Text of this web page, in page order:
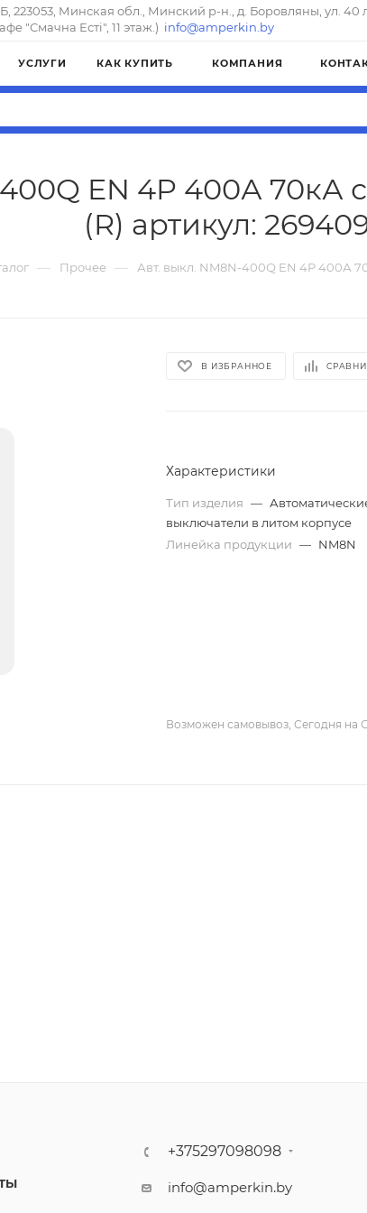
223053, Минская обл., Минский р-н., д. Боровляны, ул. 40
"Смачна Естi", 11 этаж.) info@amperkin.by
УСЛУГИ КАК КУПИТЬ КОМПАНИЯ
EN 4P 400А 70кА
(R) артикул:
— Прочее — Авт. выкл. NM8N-400Q EN 4P 400А
В ИЗБРАННОЕ
Характеристики
Тип изделия —
выключатели в литом корпусе
Линейка продукции — NM8N
Возможен самовывоз, Сегодня на
+375297098098
info@amperkin.by